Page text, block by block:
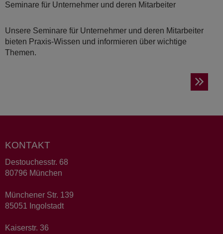
Seminare für Unternehmer und deren Mitarbeiter
Unsere Seminare für Unternehmer und deren Mitarbeiter
bieten Praxis-Wissen und informieren über wichtige
Themen.
KONTAKT
Destouchesstr. 68
80796 München
Münchener Str. 139
85051 Ingolstadt
Kaiserstr. 36